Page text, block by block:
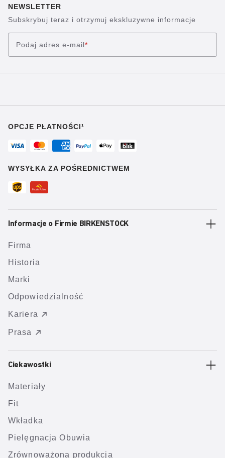
NEWSLETTER
Subskrybuj teraz i otrzymuj ekskluzywne informacje
Podaj adres e-mail*
OPCJE PŁATNOŚCI¹
WYSYŁKA ZA POŚREDNICTWEM
Informacje o Firmie BIRKENSTOCK
Firma
Historia
Marki
Odpowiedzialność
Kariera
Prasa
Ciekawostki
Materiały
Fit
Wkładka
Pielęgnacja Obuwia
Zrównoważona produkcja